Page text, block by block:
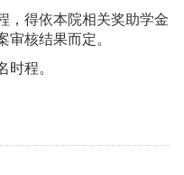
， 得依本院相关奖助学金
审核结果而定。
程。